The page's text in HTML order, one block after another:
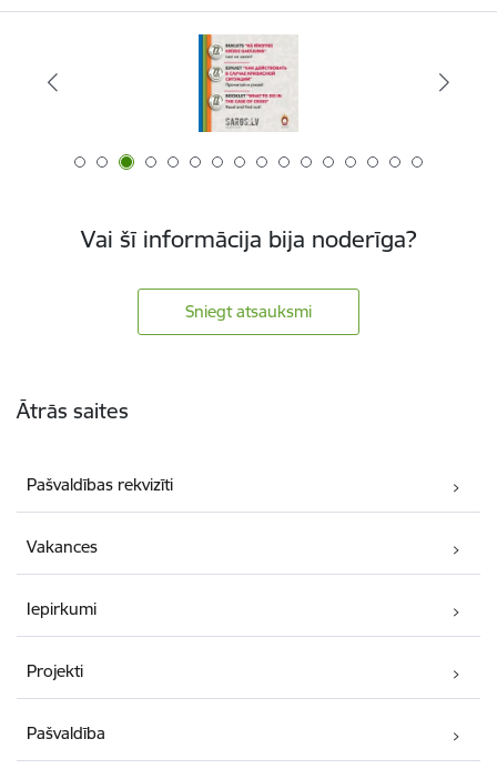
Vai šī informācija bija noderīga?
Sniegt atsauksmi
Ātrās saites
Pašvaldības rekvizīti
Vakances
Iepirkumi
Projekti
Pašvaldība